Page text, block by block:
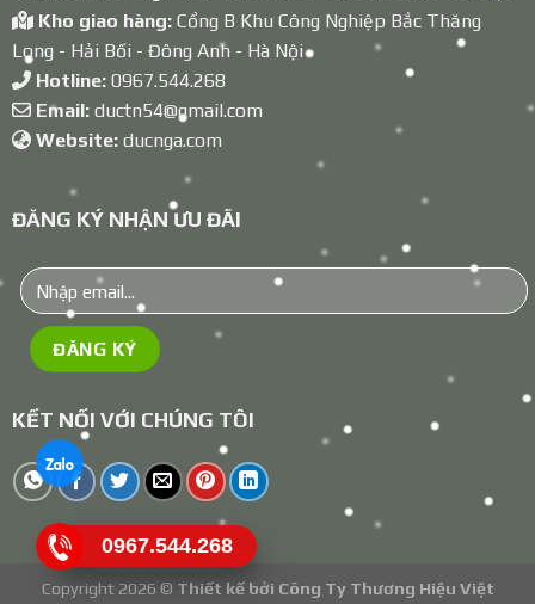
Kho giao hàng: Cổng B Khu Công Nghiệp Bắc Thăng
Long - Hải Bối - Đông Anh - Hà Nội
Hotline: 0967.544.268
Email: ductn54@gmail.com
Website: ducnga.com
ĐĂNG KÝ NHẬN ƯU ĐÃI
KẾT NỐI VỚI CHÚNG TÔI
Copyright 2026 © Thiết kế bởi Công Ty Thương Hiệu Việt
0967.544.268